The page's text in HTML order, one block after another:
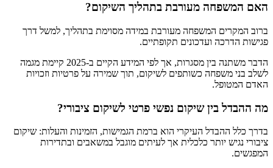
האם המשפחה מעורבת בתהליך השיקום?
ברוב המקרים המשפחה מעורבת במידה מסוימת בתהליך, למשל דרך
פגישות הדרכה ועדכונים תקופתיים.
הדבר משתנה בין מסגרות, אך לפי המידע הקיים ב-2025 קיימת מגמה
לשלב בני משפחה כשותפים לשיקום, תוך שמירה על פרטיות וזכויות
האדם המטופל.
מה ההבדל בין שיקום נפשי פרטי לשיקום ציבורי?
בדרך כלל ההבדל העיקרי הוא ברמת הגמישות, הזמינות והעלות: שיקום
ציבורי נגיש יותר כלכלית אך לעיתים מוגבל במשאבים ובתדירות
המפגשים.